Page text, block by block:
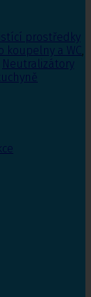
prostředky
koupelny a WC,
Neutralizátory